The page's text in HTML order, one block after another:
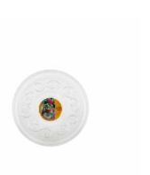
מספר
סוגים.
ניתן
לבחור